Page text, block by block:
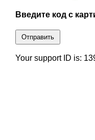
Введите код с
Отправить
Your support ID is: